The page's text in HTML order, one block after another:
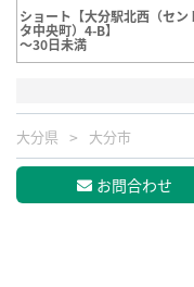
ショート【大分駅北西（セン
タ中央町）4-B】
～30日未満
大分県 大分市
お問合わせ